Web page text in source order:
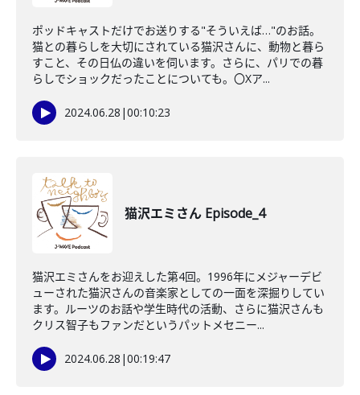
ポッドキャストだけでお送りする"そういえば…"のお話。
猫との暮らしを大切にされている猫沢さんに、動物と暮ら
すこと、その日仏の違いを伺います。さらに、パリでの暮
らしでショックだったことについても。〇Xア...
2024.06.28 |00:10:23
猫沢エミさん Episode_4
猫沢エミさんをお迎えした第4回。1996年にメジャーデビ
ューされた猫沢さんの音楽家としての一面を深掘りしてい
ます。ルーツのお話や学生時代の活動、さらに猫沢さんも
クリス智子もファンだというパットメセニー...
2024.06.28 |00:19:47